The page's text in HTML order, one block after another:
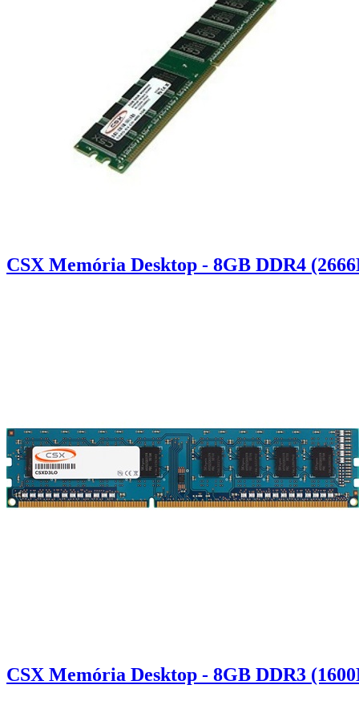
CSX Memória Desktop - 8GB DDR4
CSX Memória Desktop - 8GB DDR3